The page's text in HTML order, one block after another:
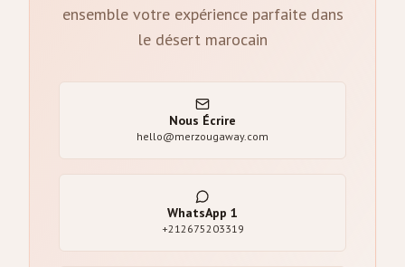
ensemble votre expérience parfaite dans
le désert marocain
Nous Écrire
hello@merzougaway.com
WhatsApp 1
+212675203319